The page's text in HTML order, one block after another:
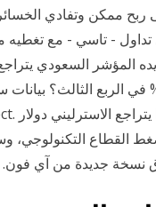
- تاسي - مع تغطيه
المؤشر السعودي
زادت خسائر "أميانتيت" السعودية أكثر من
من آي فون. 19‏‏/3‏‏/1441 بعد الهجرة